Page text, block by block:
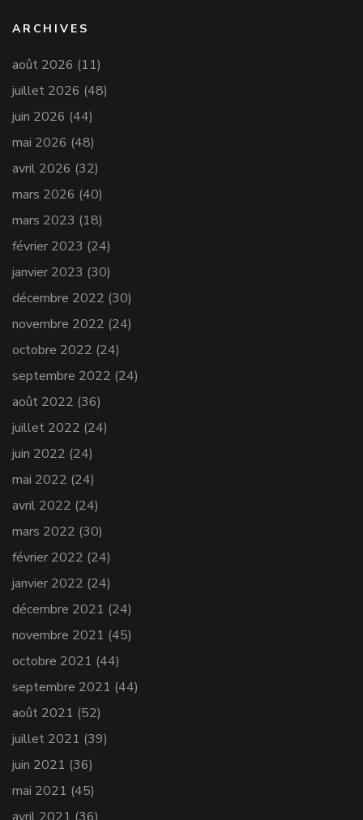
ARCHIVES
août 2026 (11)
juillet 2026 (48)
juin 2026 (44)
mai 2026 (48)
avril 2026 (32)
mars 2026 (40)
mars 2023 (18)
février 2023 (24)
janvier 2023 (30)
décembre 2022 (30)
novembre 2022 (24)
octobre 2022 (24)
septembre 2022 (24)
août 2022 (36)
juillet 2022 (24)
juin 2022 (24)
mai 2022 (24)
avril 2022 (24)
mars 2022 (30)
février 2022 (24)
janvier 2022 (24)
décembre 2021 (24)
novembre 2021 (45)
octobre 2021 (44)
septembre 2021 (44)
août 2021 (52)
juillet 2021 (39)
juin 2021 (36)
mai 2021 (45)